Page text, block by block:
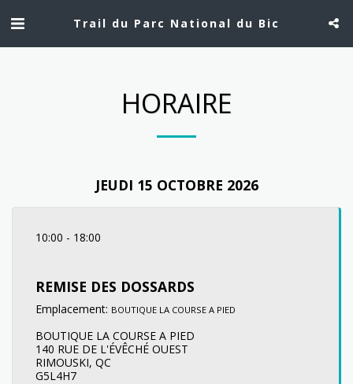
Trail du Parc National du Bic
HORAIRE
JEUDI 15 OCTOBRE 2026
10:00 - 18:00
REMISE DES DOSSARDS
Emplacement: BOUTIQUE LA COURSE A PIED
BOUTIQUE LA COURSE A PIED
140 RUE DE L'ÉVÊCHÉ OUEST
RIMOUSKI, QC
G5L4H7